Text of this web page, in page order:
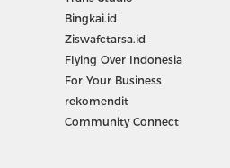
Bingkai.id
Ziswafctarsa.id
Flying Over Indonesia
For Your Business
rekomendit
Community Connect